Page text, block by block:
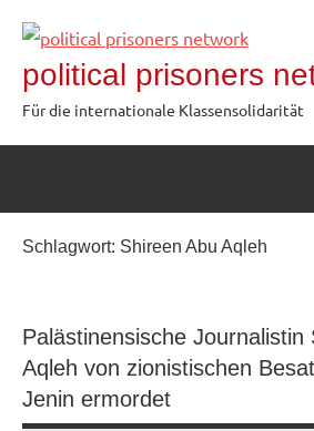
Inhalt
springen
political prisoners
Für die internationale Klassensolidarität
Schlagwort: Shireen Abu Aqleh
Palästinensische Journalistin
Aqleh von zionistischen
Jenin ermordet